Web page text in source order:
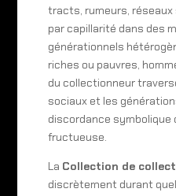
tracts, rumeurs, réseaux
par capillarité dans des
générationnels
riches ou pauvres,
du collectionneur
sociaux et les
discordance symbolique
fructueuse.
La Collection de
discrètement durant